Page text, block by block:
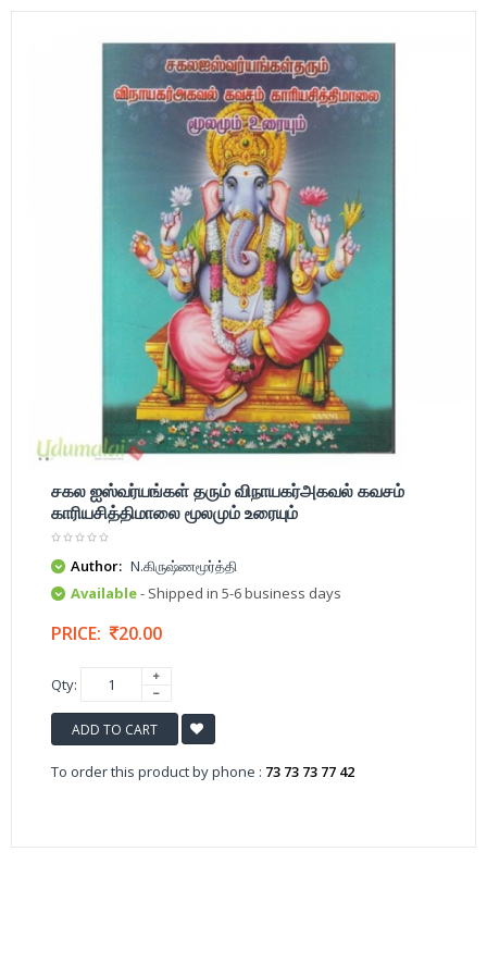
சகல ஐஸ்வர்யங்கள் தரும் விநாயகர்அகவல் கவசம்
காரியசித்திமாலை மூலமும் உரையும்
Author: N.கிருஷ்ணமூர்த்தி
Available- Shipped in 5-6 business days
PRICE: 20.00
Qty:
ADD TO CART
To order this product by phone : 73 73 73 77 42